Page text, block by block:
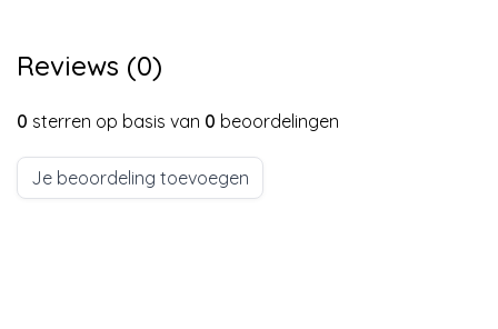
Reviews (0)
0 sterren op basis van 0 beoordelingen
Je beoordeling toevoegen